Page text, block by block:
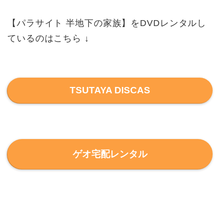
【パラサイト 半地下の家族】をDVDレンタルし
ているのはこちら ↓
TSUTAYA DISCAS
ゲオ宅配レンタル